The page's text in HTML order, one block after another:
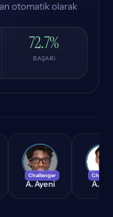
otomatik olarak
72.7%
BAŞARI
AA
Challenger
A. Ayeni
AB
A.